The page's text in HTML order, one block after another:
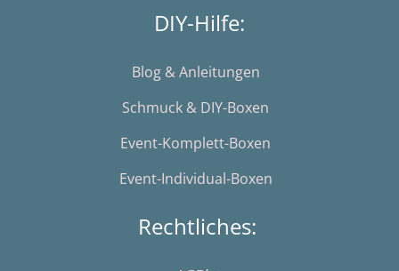
DIY-Hilfe:
Blog & Anleitungen
Schmuck & DIY-Boxen
Event-Komplett-Boxen
Event-Individual-Boxen
Rechtliches: